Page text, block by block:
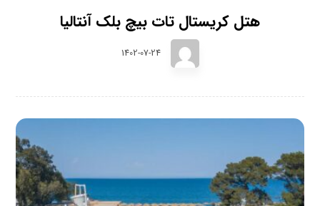
هتل کریستال تات بیچ بلک آنتالیا
1402-07-24